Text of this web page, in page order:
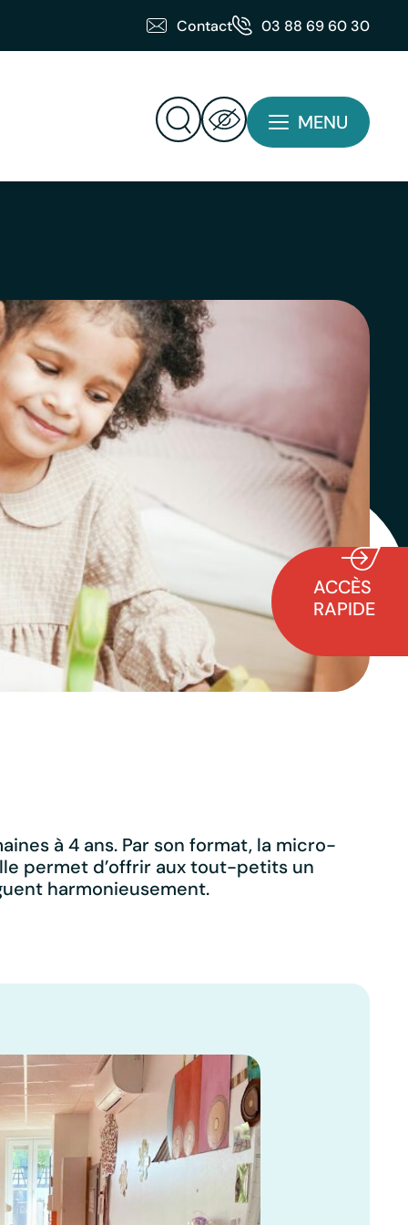
Contact 03 88 69 60 30
MENU
ACCÈS
RAPIDE
à 4 ans. Par son format, la micro-
permet d’offrir aux tout-petits un
harmonieusement.